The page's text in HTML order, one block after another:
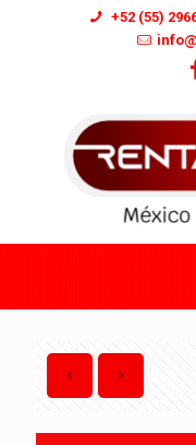
+52 (55)